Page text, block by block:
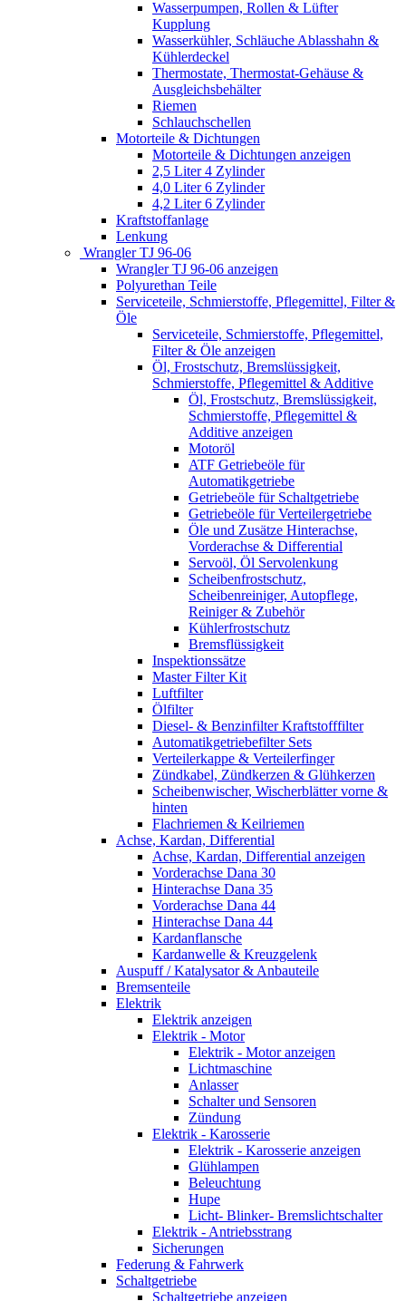
Wasserpumpen, Rollen & Lüfter
Kupplung
Wasserkühler, Schläuche Ablasshahn &
Kühlerdeckel
Thermostate, Thermostat-Gehäuse &
Ausgleichsbehälter
Riemen
Schlauchschellen
Motorteile & Dichtungen
Motorteile & Dichtungen anzeigen
2,5 Liter 4 Zylinder
4,0 Liter 6 Zylinder
4,2 Liter 6 Zylinder
Kraftstoffanlage
Lenkung
Wrangler TJ 96-06
Wrangler TJ 96-06 anzeigen
Polyurethan Teile
Serviceteile, Schmierstoffe, Pflegemittel, Filter &
Öle
Serviceteile, Schmierstoffe, Pflegemittel,
Filter & Öle anzeigen
Öl, Frostschutz, Bremslüssigkeit,
Schmierstoffe, Pflegemittel & Additive
Öl, Frostschutz, Bremslüssigkeit,
Schmierstoffe, Pflegemittel &
Additive anzeigen
Motoröl
ATF Getriebeöle für
Automatikgetriebe
Getriebeöle für Schaltgetriebe
Getriebeöle für Verteilergetriebe
Öle und Zusätze Hinterachse,
Vorderachse & Differential
Servoöl, Öl Servolenkung
Scheibenfrostschutz,
Scheibenreiniger, Autopflege,
Reiniger & Zubehör
Kühlerfrostschutz
Bremsflüssigkeit
Inspektionssätze
Master Filter Kit
Luftfilter
Ölfilter
Diesel- & Benzinfilter Kraftstofffilter
Automatikgetriebefilter Sets
Verteilerkappe & Verteilerfinger
Zündkabel, Zündkerzen & Glühkerzen
Scheibenwischer, Wischerblätter vorne &
hinten
Flachriemen & Keilriemen
Achse, Kardan, Differential
Achse, Kardan, Differential anzeigen
Vorderachse Dana 30
Hinterachse Dana 35
Vorderachse Dana 44
Hinterachse Dana 44
Kardanflansche
Kardanwelle & Kreuzgelenk
Auspuff / Katalysator & Anbauteile
Bremsenteile
Elektrik
Elektrik anzeigen
Elektrik - Motor
Elektrik - Motor anzeigen
Lichtmaschine
Anlasser
Schalter und Sensoren
Zündung
Elektrik - Karosserie
Elektrik - Karosserie anzeigen
Glühlampen
Beleuchtung
Hupe
Licht- Blinker- Bremslichtschalter
Elektrik - Antriebsstrang
Sicherungen
Federung & Fahrwerk
Schaltgetriebe
Schaltgetriebe anzeigen